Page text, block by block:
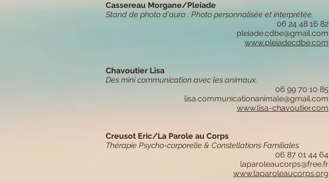
Cassereau Morgane/Pleiade
Stand de photo d'aura : Photo personnalisée et interprétée.
06 24 48 16 82
pleiade.cdbe@gmail.com
www.pleiadecdbe.com​​​
Chavoutier Lisa
Des mini communication avec les animaux.
06 99 70 10 85
lisa.communicationanimale@gmail.com
www.lisa-chavoutier.com
Creusot Eric/La Parole au Corps
Thérapie Psycho-corporelle & Constellations Familiales
06 87 01 44 64
laparoleaucorps@free.fr
www.laparoleaucorps.org